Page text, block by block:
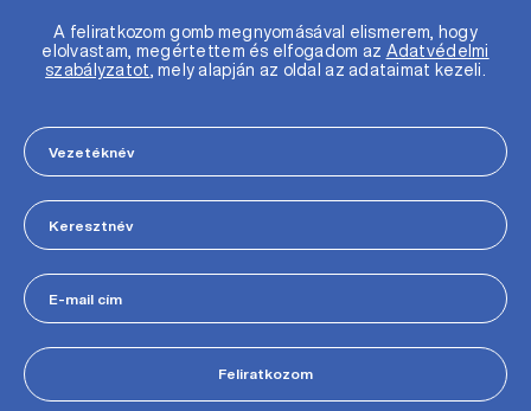
A feliratkozom gomb megnyomásával elismerem, hogy
elolvastam, megértettem és elfogadom az Adatvédelmi
szabályzatot , mely alapján az oldal az adataimat kezeli.
Feliratkozom